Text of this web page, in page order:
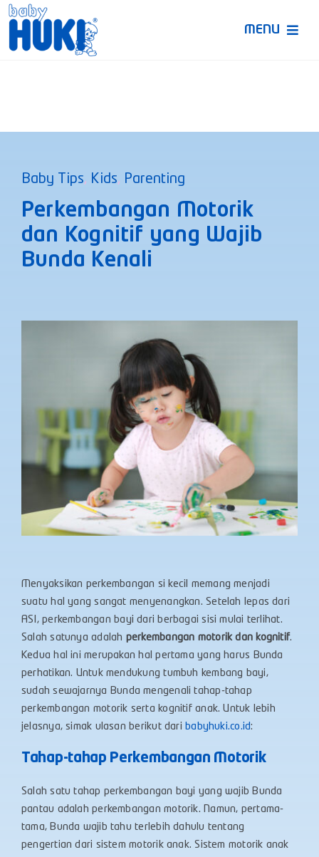
Skip
content
MENU
Baby Tips, Kids, Parenting
Perkembangan Motorik
dan Kognitif yang Wajib
Bunda Kenali
Menyaksikan perkembangan si kecil memang menjadi
suatu hal yang sangat menyenangkan. Setelah lepas dari
ASI, perkembangan bayi dari berbagai sisi mulai terlihat.
Salah satunya adalah perkembangan motorik dan kognitif.
Kedua hal ini merupakan hal pertama yang harus Bunda
perhatikan. Untuk mendukung tumbuh kembang bayi,
sudah sewajarnya Bunda mengenali tahap-tahap
perkembangan motorik serta kognitif anak. Untuk lebih
jelasnya, simak ulasan berikut daribabyhuki.co.id:
Tahap-tahap Perkembangan Motorik
Salah satu tahap perkembangan bayi yang wajib Bunda
pantau adalah perkembangan motorik. Namun, pertama-
tama, Bunda wajib tahu terlebih dahulu tentang
pengertian dari sistem motorik anak. Sistem motorik anak